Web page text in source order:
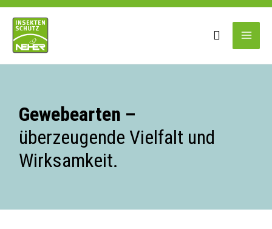
Zum
Inhalt
springen
Main
Gewebearten –
überzeugende Vielfalt und
Wirksamkeit.